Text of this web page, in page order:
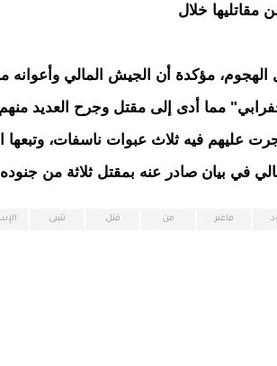
خلال
مؤكدة أن الجيش المالي وأعوانه
مما أدى إلى مقتل وجرح العديد
عليهم فيه ثلاث عبوات ناسفات، وتبعها
في بيان صادر عنه بمقتل ثلاثة من
تتبنى قتل من فاغنر